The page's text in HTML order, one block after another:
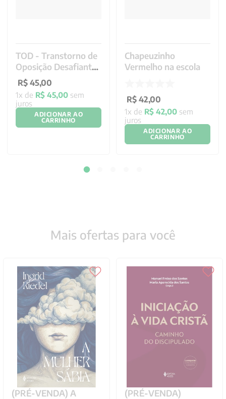
TOD - Transtorno de
Oposição Desafiante
- O que fazer e o que
evitar
R$ 45,00
1x de R$ 45,00 sem
juros
ADICIONAR AO
CARRINHO
Chapeuzinho
Vermelho na escola
R$ 42,00
1x de R$ 42,00 sem
juros
ADICIONAR AO
CARRINHO
Mais ofertas para você
(PRÉ-VENDA) A
(PRÉ-VENDA)